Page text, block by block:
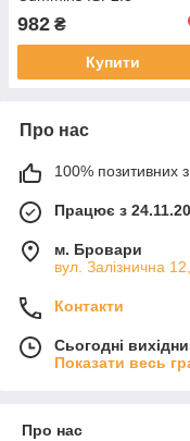
982 ₴
Купити
Про нас
100% позитивних з
Працює з
м. Бровари
вул. Залізнична
Контакти
Сьогодні
Показати весь
Про нас